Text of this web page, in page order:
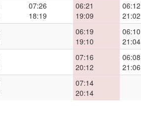
07:26
18:19
06:21
19:09
06:12
21:02
06:19
19:10
06:10
21:04
07:16
20:12
06:08
21:06
07:14
20:14